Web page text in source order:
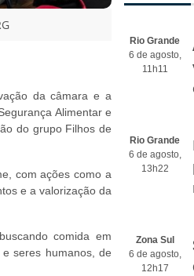
da câmara e a
Alimentar e
do grupo Filhos de
com ações como a
e a valorização da
comida em
seres humanos, de
Rio Grande
6 de agosto,
11h11
Rio Grande
6 de agosto,
13h22
Zona Sul
6 de agosto,
12h17